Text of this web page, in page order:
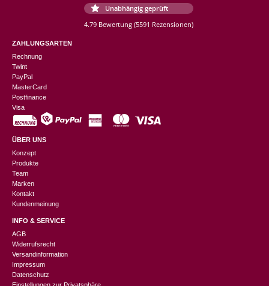
Unabhängig geprüft
4.79 Bewertung (5591 Rezensionen)
ZAHLUNGSARTEN
Rechnung
Twint
PayPal
MasterCard
Postfinance
Visa
ÜBER UNS
Konzept
Produkte
Team
Marken
Kontakt
Kundenmeinung
INFO & SERVICE
AGB
Widerrufsrecht
Versandinformation
Impressum
Datenschutz